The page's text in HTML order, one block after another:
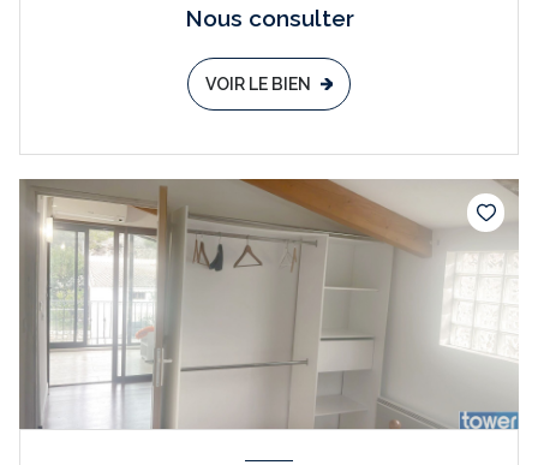
Nous consulter
VOIR LE BIEN